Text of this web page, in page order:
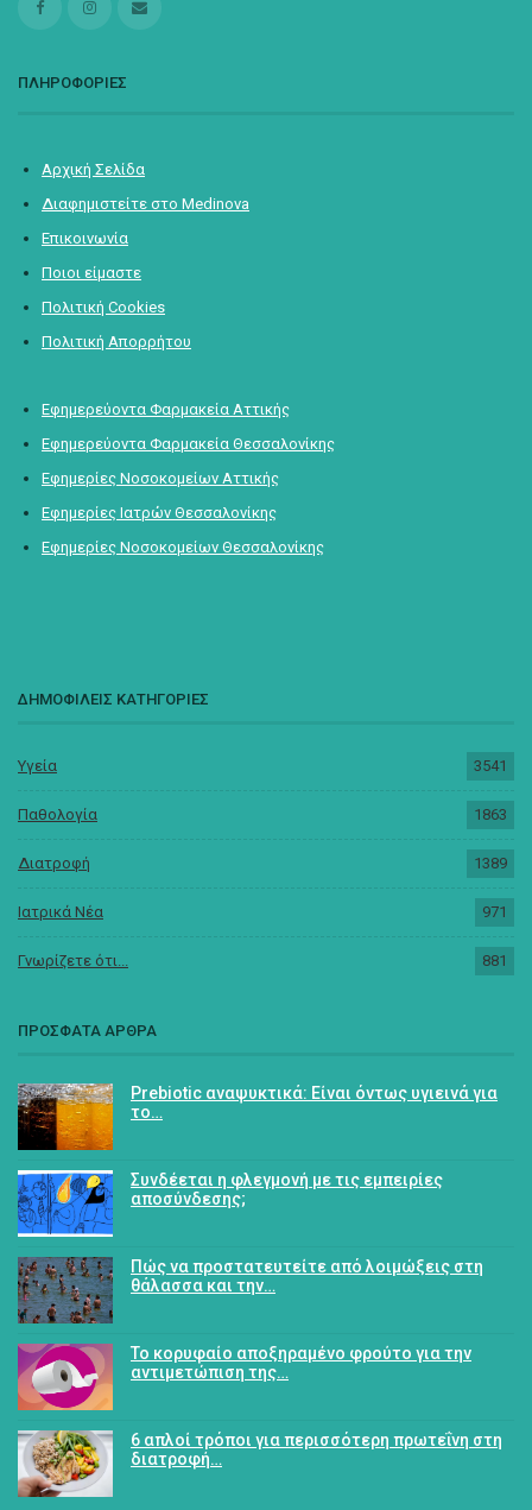
ΠΛΗΡΟΦΟΡΙΕΣ
Αρχική Σελίδα
Διαφημιστείτε στο Medinova
Επικοινωνία
Ποιοι είμαστε
Πολιτική Cookies
Πολιτική Απορρήτου
Εφημερεύοντα Φαρμακεία Αττικής
Εφημερεύοντα Φαρμακεία Θεσσαλονίκης
Εφημερίες Νοσοκομείων Αττικής
Εφημερίες Ιατρών Θεσσαλονίκης
Εφημερίες Νοσοκομείων Θεσσαλονίκης
ΔΗΜΟΦΙΛΕΙΣ ΚΑΤΗΓΟΡΙΕΣ
Υγεία 3541
Παθολογία 1863
Διατροφή 1389
Ιατρικά Νέα 971
Γνωρίζετε ότι... 881
ΠΡΟΣΦΑΤΑ ΑΡΘΡΑ
Prebiotic αναψυκτικά: Είναι όντως υγιεινά για
το…
Συνδέεται η φλεγμονή με τις εμπειρίες
αποσύνδεσης;
Πώς να προστατευτείτε από λοιμώξεις στη
θάλασσα και την…
Το κορυφαίο αποξηραμένο φρούτο για την
αντιμετώπιση της…
6 απλοί τρόποι για περισσότερη πρωτεΐνη στη
διατροφή…